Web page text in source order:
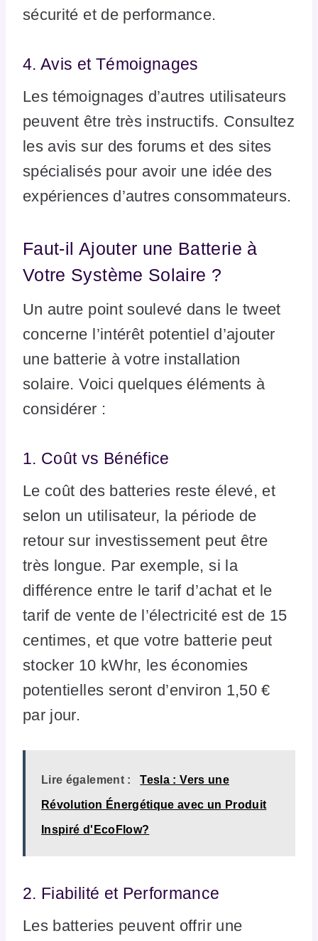
sécurité et de performance.
4. Avis et Témoignages
Les témoignages d’autres utilisateurs
peuvent être très instructifs. Consultez
les avis sur des forums et des sites
spécialisés pour avoir une idée des
expériences d’autres consommateurs.
Faut-il Ajouter une Batterie à
Votre Système Solaire ?
Un autre point soulevé dans le tweet
concerne l’intérêt potentiel d’ajouter
une batterie à votre installation
solaire. Voici quelques éléments à
considérer :
1. Coût vs Bénéfice
Le coût des batteries reste élevé, et
selon un utilisateur, la période de
retour sur investissement peut être
très longue. Par exemple, si la
différence entre le tarif d’achat et le
tarif de vente de l’électricité est de 15
centimes, et que votre batterie peut
stocker 10 kWhr, les économies
potentielles seront d’environ 1,50 €
par jour.
Lire également : Tesla : Vers une
Révolution Énergétique avec un Produit
Inspiré d'EcoFlow?
2. Fiabilité et Performance
Les batteries peuvent offrir une